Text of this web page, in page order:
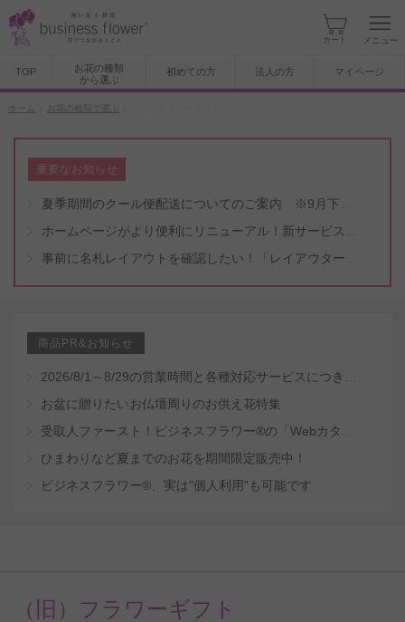
カート メニュー
TOP
お花の種類
から選ぶ
初めての方 法人の方 マイページ
ホーム お花の種類で選ぶ
重要なお知らせ
商品PR&お知らせ
お盆に贈りたいお仏壇周りのお供え花特集
ひまわりなど夏までのお花を期間限定販売中！
ビジネスフラワー®、実は"個人利用"も可能です
（旧）フラワーギフト